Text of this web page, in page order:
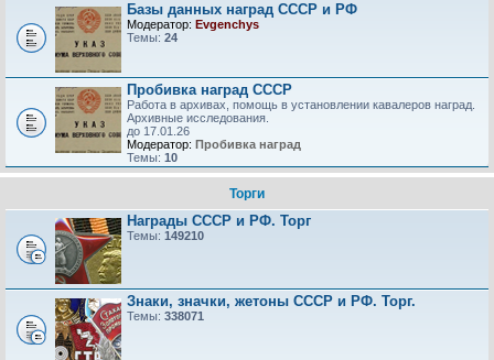
Базы данных наград СССР и РФ
Модератор: Evgenchys
Темы: 24
Пробивка наград СССР
Работа в архивах, помощь в установлении кавалеров наград.
Архивные исследования.
до 17.01.26
Модератор: Пробивка наград
Темы: 10
Торги
Награды СССР и РФ. Торг
Темы: 149210
Знаки, значки, жетоны СССР и РФ. Торг.
Темы: 338071